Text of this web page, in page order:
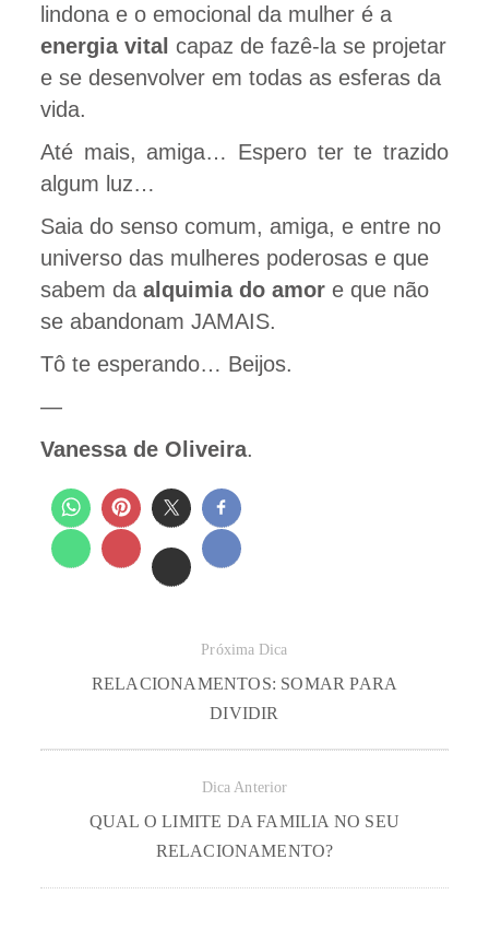
lindona e o emocional da mulher é a
energia vital capaz de fazê-la se projetar
e se desenvolver em todas as esferas da
vida.
Até mais, amiga… Espero ter te trazido
algum luz…
Saia do senso comum, amiga, e entre no
universo das mulheres poderosas e que
sabem daalquimia do amore que não
se abandonam JAMAIS.
Tô te esperando… Beijos.
—
Vanessa de Oliveira.
Próxima Dica
RELACIONAMENTOS: SOMAR PARA
DIVIDIR
Dica Anterior
QUAL O LIMITE DA FAMILIA NO SEU
RELACIONAMENTO?